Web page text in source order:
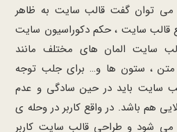
می توان گفت قالب سایت به ظاهر
قالب سایت ، حکم دکوراسیون سایت
سایت المان ‌های مختلف مانند
متن ، ستون‌ ها و… برای جلب توجه
سایت باید در حین سادگی و عدم
هم باشد. در واقع کاربر در وحله ی
شود و طراحی قالب سایت کاربر